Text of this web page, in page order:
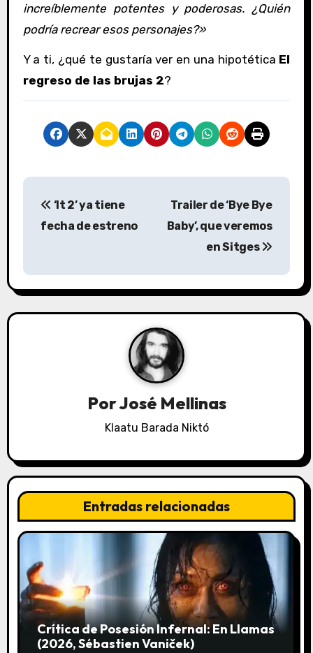
increíblemente potentes y poderosas. ¿Quién
podría recrear esos personajes?»
Y a ti, ¿qué te gustaría ver en una hipotética El
regreso de las brujas 2?
N
e
g
d
e
e
n
t
r
‘It 2’ ya tiene
fecha de estreno
Trailer de ‘Bye Bye
Baby’, que veremos
en Sitges
PorJosé Mellinas
Klaatu Barada Niktó
Entradas relacionadas
Crítica de Posesión Infernal: En Llamas
(2026, Sébastien Vaniček)